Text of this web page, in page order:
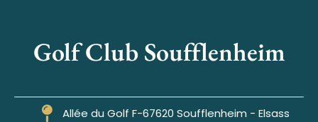
Golf Club Soufflenheim
Allée du Golf F-67620 Soufflenheim - Elsass